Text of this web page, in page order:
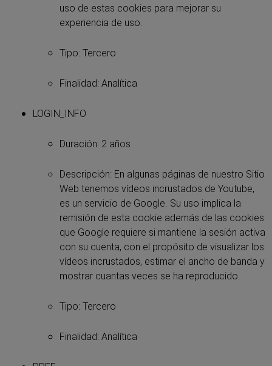
uso de estas cookies para mejorar su
experiencia de uso.
Tipo: Tercero
Finalidad: Analítica
LOGIN_INFO
Duración: 2 años
Descripción: En algunas páginas de nuestro Sitio
Web tenemos vídeos incrustados de Youtube,
es un servicio de Google. Su uso implica la
remisión de esta cookie además de las cookies
que Google requiere si mantiene la sesión activa
con su cuenta, con el propósito de visualizar los
vídeos incrustados, estimar el ancho de banda y
mostrar cuantas veces se ha reproducido.
Tipo: Tercero
Finalidad: Analítica